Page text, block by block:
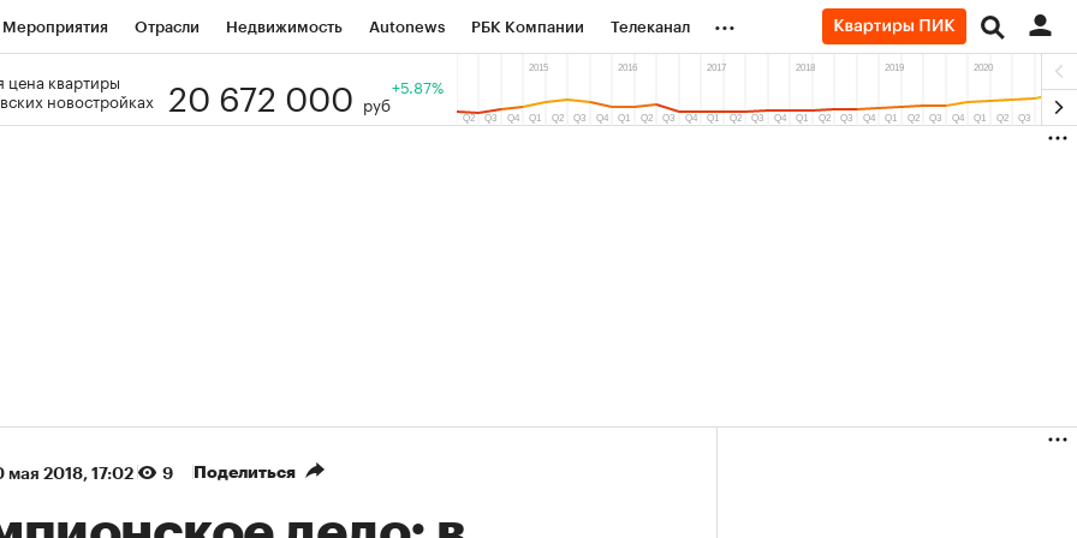
Мероприятия Отрасли Недвижимость Autonews РБК Компании Телеканал
РБК Образование Тренды
...
цена квартиры
новостройках
20 672 000 руб
+5.87%
мая 2018, 17:02 9 Поделиться